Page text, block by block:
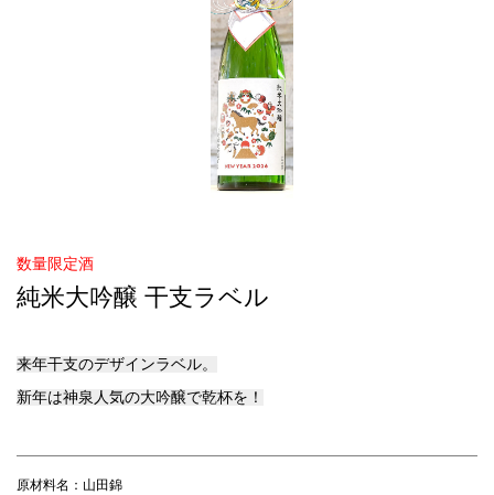
数量限定酒
純米大吟醸 干支ラベル
来年干支のデザインラベル。
新年は神泉人気の大吟醸で乾杯を！
原材料名：山田錦